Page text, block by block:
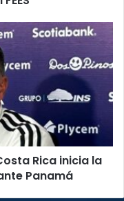
Rica inicia la
Panamá